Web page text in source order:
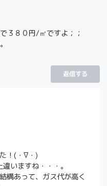
３８０円/㎥ですよ；；
返信する
！(・∇・)
いますね・・・。
構あって、ガス代が高く